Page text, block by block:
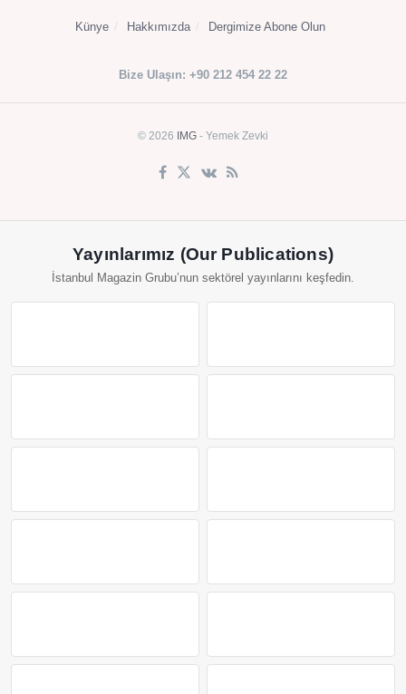
Künye Hakkımızda Dergimize Abone Olun
Bize Ulaşın: +90 212 454 22 22
© 2026 IMG - Yemek Zevki
Yayınlarımız (Our Publications)
İstanbul Magazin Grubu’nun sektörel yayınlarını keşfedin.